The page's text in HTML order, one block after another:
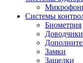
Системы
Биометрия
Доводчики
Замки
Защелки